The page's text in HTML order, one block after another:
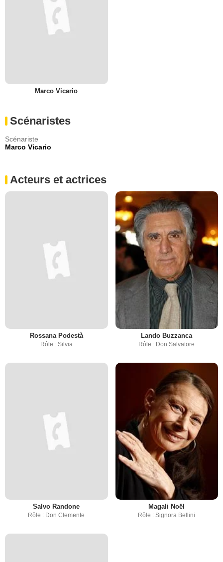
Marco Vicario
Scénaristes
Scénariste
Marco Vicario
Acteurs et actrices
Rossana Podestà
Rôle : Silvia
Lando Buzzanca
Rôle : Don Salvatore
Salvo Randone
Rôle : Don Clemente
Magali Noël
Rôle : Signora Bellini